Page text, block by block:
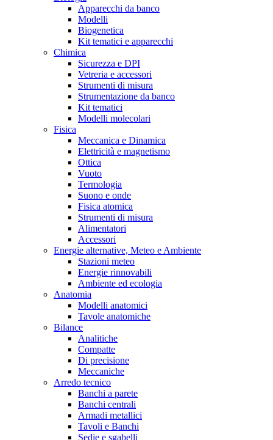
Apparecchi da banco
Modelli
Biogenetica
Kit tematici e apparecchi
Chimica
Sicurezza e DPI
Vetreria e accessori
Strumenti di misura
Strumentazione da banco
Kit tematici
Modelli molecolari
Fisica
Meccanica e Dinamica
Elettricità e magnetismo
Ottica
Vuoto
Termologia
Suono e onde
Fisica atomica
Strumenti di misura
Alimentatori
Accessori
Energie alternative, Meteo e Ambiente
Stazioni meteo
Energie rinnovabili
Ambiente ed ecologia
Anatomia
Modelli anatomici
Tavole anatomiche
Bilance
Analitiche
Compatte
Di precisione
Meccaniche
Arredo tecnico
Banchi a parete
Banchi centrali
Armadi metallici
Tavoli e Banchi
Sedie e sgabelli